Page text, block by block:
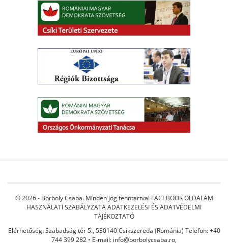
© 2026 - Borboly Csaba. Minden jog fenntartva! FACEBOOK OLDALAM
HASZNÁLATI SZABÁLYZATAADATKEZELÉSI ÉS ADATVÉDELMI
TÁJÉKOZTATÓ
Elérhetőség: Szabadság tér 5., 530140 Csíkszereda (Románia) Telefon: +40
744 399 282 • E-mail: info@borbolycsaba.ro,